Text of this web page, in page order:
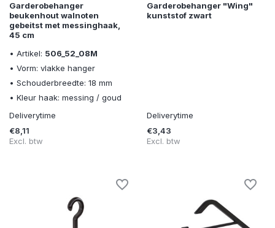
Garderobehanger
beukenhout walnoten
gebeitst met messinghaak,
45 cm
• Artikel: 506_52_08M
• Vorm: vlakke hanger
• Schouderbreedte: 18 mm
• Kleur haak: messing / goud
Deliverytime
€8,11
Excl. btw
Garderobehanger "Wing"
kunststof zwart
Deliverytime
€3,43
Excl. btw